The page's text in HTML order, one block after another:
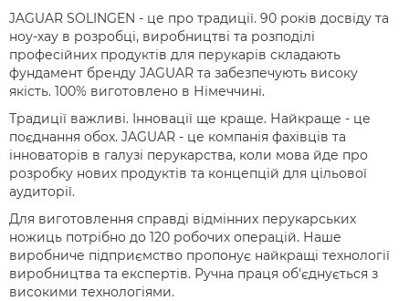
JAGUAR SOLINGEN - це про традиції. 90 років досвіду та
ноу-хау в розробці, виробництві та розподілі
професійних продуктів для перукарів складають
фундамент бренду JAGUAR та забезпечують високу
якість. 100% виготовлено в Німеччині.
Традиції важливі. Інновації ще краще. Найкраще - це
поєднання обох. JAGUAR - це компанія фахівців та
інноваторів в галузі перукарства, коли мова йде про
розробку нових продуктів та концепцій для цільової
аудиторії.
Для виготовлення справді відмінних перукарських
ножиць потрібно до 120 робочих операцій. Наше
виробниче підприємство пропонує найкращі технології
виробництва та експертів. Ручна праця об'єднується з
високими технологіями.